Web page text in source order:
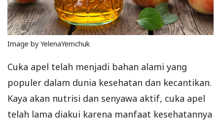
Image by YelenaYemchuk
Cuka apel telah menjadi bahan alami yang
populer dalam dunia kesehatan dan kecantikan.
Kaya akan nutrisi dan senyawa aktif, cuka apel
telah lama diakui karena manfaat kesehatannya